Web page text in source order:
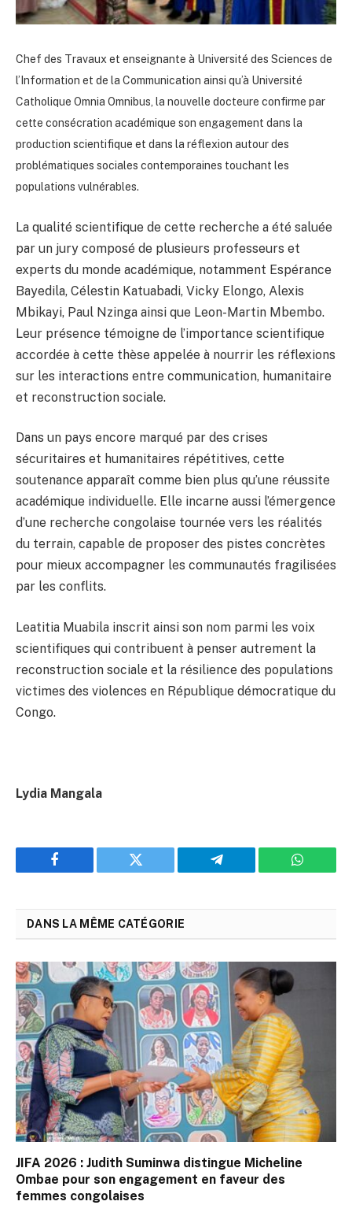
Chef des Travaux et enseignante à Université des Sciences de
l’Information et de la Communication ainsi qu’à Université
Catholique Omnia Omnibus, la nouvelle docteure confirme par
cette consécration académique son engagement dans la
production scientifique et dans la réflexion autour des
problématiques sociales contemporaines touchant les
populations vulnérables.
La qualité scientifique de cette recherche a été saluée
par un jury composé de plusieurs professeurs et
experts du monde académique, notamment Espérance
Bayedila, Célestin Katuabadi, Vicky Elongo, Alexis
Mbikayi, Paul Nzinga ainsi que Leon-Martin Mbembo.
Leur présence témoigne de l’importance scientifique
accordée à cette thèse appelée à nourrir les réflexions
sur les interactions entre communication, humanitaire
et reconstruction sociale.
Dans un pays encore marqué par des crises
sécuritaires et humanitaires répétitives, cette
soutenance apparaît comme bien plus qu’une réussite
académique individuelle. Elle incarne aussi l’émergence
d’une recherche congolaise tournée vers les réalités
du terrain, capable de proposer des pistes concrètes
pour mieux accompagner les communautés fragilisées
par les conflits.
Leatitia Muabila inscrit ainsi son nom parmi les voix
scientifiques qui contribuent à penser autrement la
reconstruction sociale et la résilience des populations
victimes des violences en République démocratique du
Congo.
Lydia Mangala
Facebook Twitter Telegram
DANS LA MÊME CATÉGORIE
JIFA 2026 : Judith Suminwa distingue Micheline
Ombae pour son engagement en faveur des
femmes congolaises